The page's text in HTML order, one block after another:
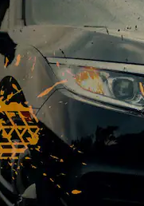
EVs तक,
पेशकश की जाएगी।
ऑटो शो 2022 में
नई
इलेक्ट्रिक कॉन्सेप्ट